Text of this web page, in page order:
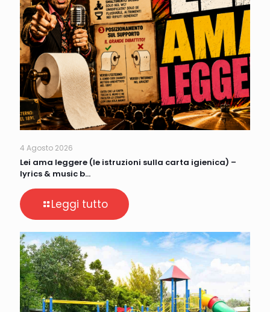
4 Agosto 2026
Lei ama leggere (le istruzioni sulla carta igienica) –
lyrics & music b…
Leggi tutto